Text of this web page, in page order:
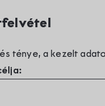
ténye, a kezelt